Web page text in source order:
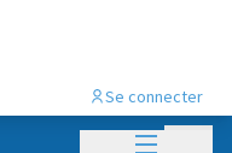
Menu
Se connecter